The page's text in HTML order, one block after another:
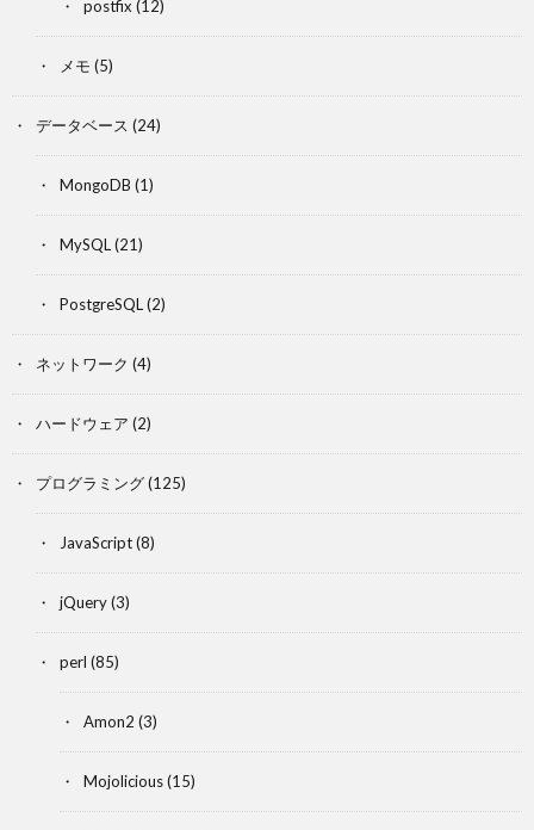
postfix (12)
メモ (5)
データベース (24)
MongoDB (1)
MySQL(21)
PostgreSQL(2)
ネットワーク (4)
ハードウェア (2)
プログラミング(125)
JavaScript(8)
jQuery(3)
perl (85)
Amon2 (3)
Mojolicious(15)